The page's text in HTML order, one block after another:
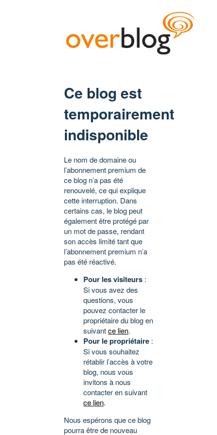
Ce blog est
temporairement
indisponible
Le nom de domaine ou
l’abonnement premium de
ce blog n’a pas été
renouvelé, ce qui explique
cette interruption. Dans
certains cas, le blog peut
également être protégé par
un mot de passe, rendant
son accès limité tant que
l’abonnement premium n’a
pas été réactivé.
Pour les visiteurs :
Si vous avez des
questions, vous
pouvez contacter le
propriétaire du blog en
suivantce lien.
Pour le propriétaire :
Si vous souhaitez
rétablir l’accès à votre
blog, nous vous
invitons à nous
contacter en suivant
ce lien.
Nous espérons que ce blog
pourra être de nouveau